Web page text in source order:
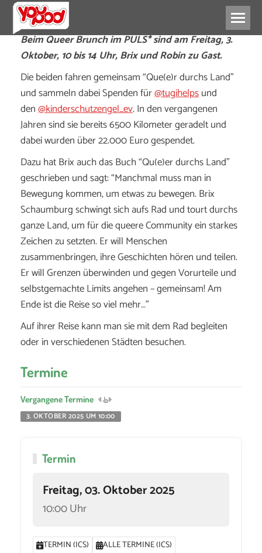
Beim Queer Brunch im PULS* sind am Freitag, 3.
Oktober, 10 bis 14 Uhr, Brix und Robin zu Gast.
Die beiden fahren gemeinsam “Que(e)r durchs Land”
und sammeln dabei Spenden für@tugihelpsund
den@kinderschutzengel_ev. In den vergangenen
Jahren sind sie bereits 6500 Kilometer geradelt und
dabei wurden über 22.000 Euro gespendet.
Dazu hat Brix auch das Buch “Qu(e)er durchs Land”
geschrieben und sagt: “Manchmal muss man in
Bewegung kommen, um etwas zu bewegen. Brix
Schaumburg schwingt sich aufs Rad und tourt durchs
ganze Land, um für die queere Community ein starkes
Zeichen zu setzten. Er will Menschen
zusammenbringen, ihre Geschichten hören und teilen.
Er will Grenzen überwinden und gegen Vorurteile und
selbstgemachte Limits angehen – gemeinsam! Am
Ende ist die Reise so viel mehr…”
Auf ihrer Reise kann man sie mit dem Rad begleiten
oder in verschiedenen Städten besuchen.
Termine
Vergangene Termine
3. OKTOBER 2025 UM 10:00
Termin
Freitag, 03. Oktober 2025
10:00 Uhr
TERMIN (ICS) ALLE TERMINE (ICS)